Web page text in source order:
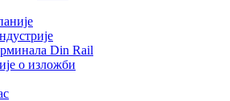
Din Rail
о изложби